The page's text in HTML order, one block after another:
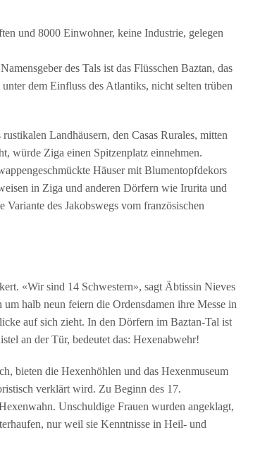
und 8000 Einwohner, keine Industrie, gelegen
des Tals ist das Flüsschen Baztan, das
dem Einfluss des Atlantiks, nicht selten trüben
Landhäusern, den Casas Rurales, mitten
würde Ziga einen Spitzenplatz einnehmen.
Häuser mit Blumentopfdekors
in Ziga und anderen Dörfern wie Irurita und
des Jakobswegs vom französischen
«Wir sind 14 Schwestern», sagt Äbtissin Nieves
halb neun feiern die Ordensdamen ihre Messe in
auf sich zieht. In den Dörfern im Baztan-Tal ist
an der Tür, bedeutet das: Hexenabwehr!
bieten die Hexenhöhlen und das Hexenmuseum
verklärt wird. Zu Beginn des 17.
Unschuldige Frauen wurden angeklagt,
nur weil sie Kenntnisse in Heil- und